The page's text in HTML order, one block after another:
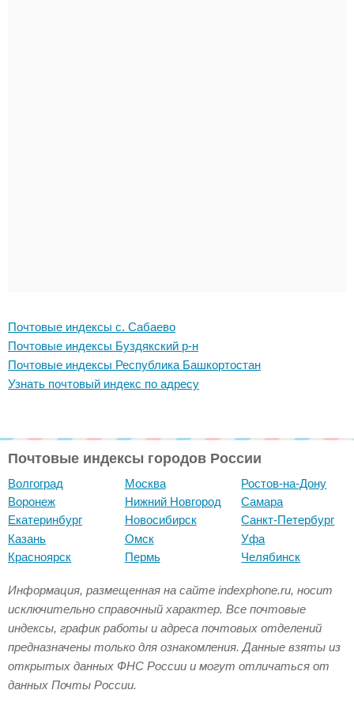
Почтовые индексы с. Сабаево
Почтовые индексы Буздякский р-н
Почтовые индексы Республика Башкортостан
Узнать почтовый индекс по адресу
Почтовые индексы городов России
Волгоград
Воронеж
Екатеринбург
Казань
Красноярск
Москва
Нижний Новгород
Новосибирск
Омск
Пермь
Ростов-на-Дону
Самара
Санкт-Петербург
Уфа
Челябинск
Информация, размещенная на сайте indexphone.ru, носит
исключительно справочный характер. Все почтовые
индексы, график работы и адреса почтовых отделений
предназначены только для ознакомления. Данные взяты из
открытых данных ФНС России и могут отличаться от
данных Почты России.